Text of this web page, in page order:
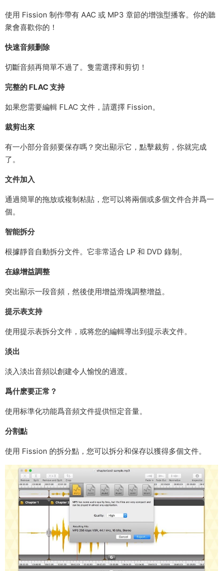
使用 Fission 制作帶有 AAC 或 MP3 章節的增強型播客。你的聽
衆會喜歡你的！
快速音頻删除
切斷音頻再簡單不過了。隻需選擇和剪切！
完整的 FLAC 支持
如果您需要編輯 FLAC 文件，請選擇 Fission。
裁剪出來
有一小部分音頻要保存嗎？突出顯示它，點擊裁剪，你就完成
了。
文件加入
通過簡單的拖放或複制粘貼，您可以将兩個或多個文件合并爲一
個。
智能拆分
根據靜音自動拆分文件。它非常适合 LP 和 DVD 錄制。
在線增益調整
突出顯示一段音頻，然後使用增益滑塊調整增益。
提示表支持
使用提示表拆分文件，或将您的編輯導出到提示表文件。
淡出
淡入淡出音頻以創建令人愉悅的過渡。
爲什麽要正常？
使用标準化功能爲音頻文件提供恒定音量。
分割點
使用 Fission 的拆分點，您可以拆分和保存以獲得多個文件。